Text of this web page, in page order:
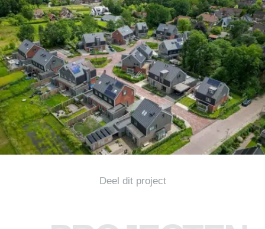
Deel dit project